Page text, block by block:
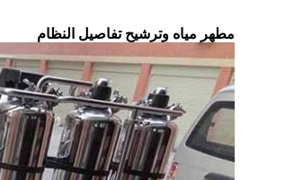
مطهر مياه وترشيح تفاصيل النظام